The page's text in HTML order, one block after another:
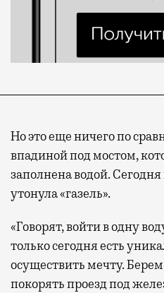
Но это еще ничего по
впадиной под мостом,
заполнена водой.
утонула «газель».
«Говорят, войти в одну
только сегодня есть
осуществить мечту. Берем
покорять проезд под